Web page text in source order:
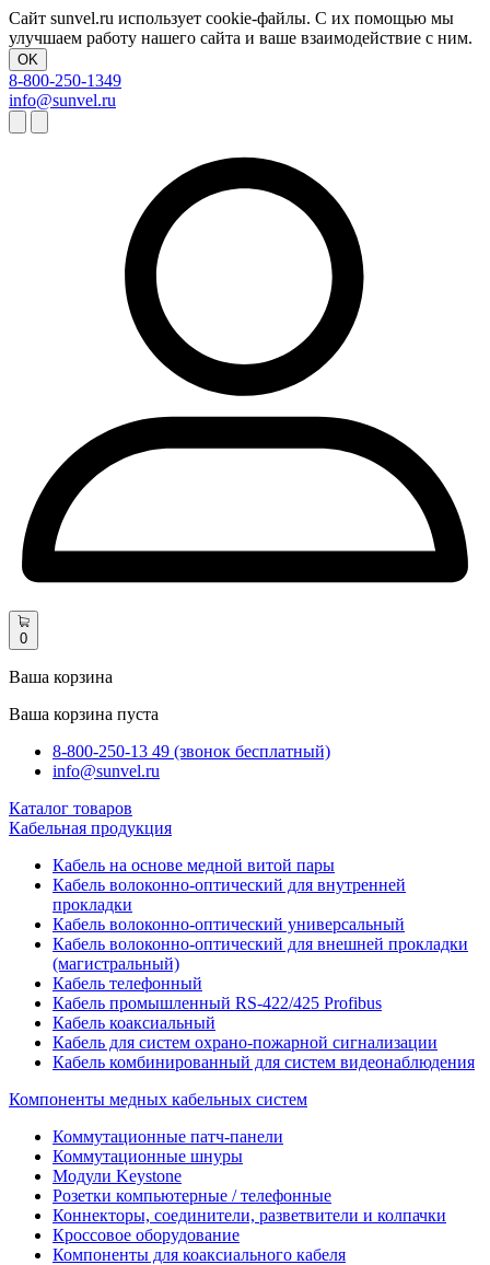
Сайт sunvel.ru использует cookie-файлы. С их помощью мы
улучшаем работу нашего сайта и ваше взаимодействие с ним.
OK
8-800-250-1349
info@sunvel.ru
0
Ваша корзина
Ваша корзина пуста
8-800-250-13 49 (звонок бесплатный)
info@sunvel.ru
Каталог товаров
Кабельная продукция
Кабель на основе медной витой пары
Кабель волоконно-оптический для внутренней
прокладки
Кабель волоконно-оптический универсальный
Кабель волоконно-оптический для внешней прокладки
(магистральный)
Кабель телефонный
Кабель промышленный RS-422/425 Profibus
Кабель коаксиальный
Кабель для систем охрано-пожарной сигнализации
Кабель комбинированный для систем видеонаблюдения
Компоненты медных кабельных систем
Коммутационные патч-панели
Коммутационные шнуры
Модули Keystone
Розетки компьютерные / телефонные
Коннекторы, соединители, разветвители и колпачки
Кроссовое оборудование
Компоненты для коаксиального кабеля